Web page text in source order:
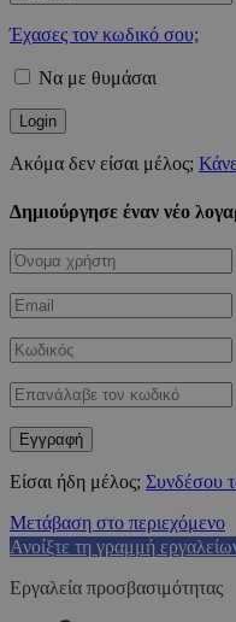
Έχασες τον κωδικό σου;
Να με θυμάσαι
Ακόμα δεν είσαι μέλος;
Δημιούργησε έναν νέο
Είσαι ήδη μέλος; Συνδέσου
Μετάβαση στο περιεχόμενο
Ανοίξτε τη γραμμή
Εργαλεία προσβασιμότητας